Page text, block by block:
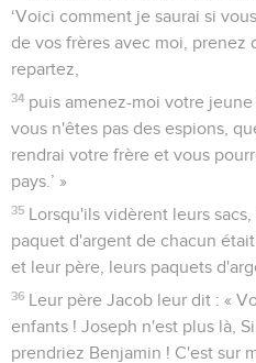
‘Voici comment je saurai si
de vos frères avec moi,
repartez,
34 puis amenez-moi votre
vous n'êtes pas des espions,
rendrai votre frère et vous
pays.’ »
35 Lorsqu'ils vidèrent leurs
paquet d'argent de chacun
et leur père, leurs paquets
36 Leur père Jacob leur dit : «
enfants ! Joseph n'est plus là,
prendriez Benjamin ! C'est sur